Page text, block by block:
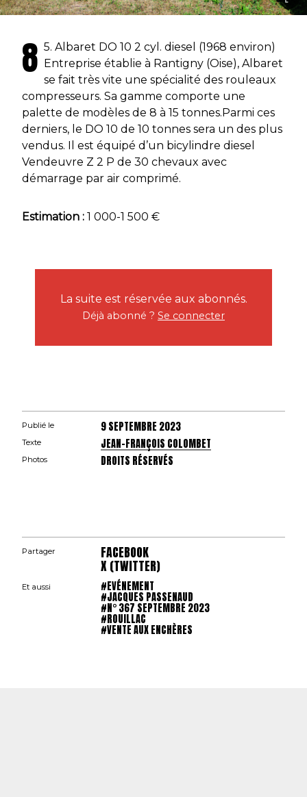
8 5. Albaret DO 10 2 cyl. diesel (1968 environ)
Entreprise établie à Rantigny (Oise), Albaret
se fait très vite une spécialité des rouleaux
compresseurs. Sa gamme comporte une
palette de modèles de 8 à 15 tonnes.Parmi ces
derniers, le DO 10 de 10 tonnes sera un des plus
vendus. Il est équipé d’un bicylindre diesel
Vendeuvre Z 2 P de 30 chevaux avec
démarrage par air comprimé.
Estimation : 1 000-1 500 €
La suite est réservée aux abonnés.
Déjà abonné ? Se connecter
Publié le 9 SEPTEMBRE 2023
Texte JEAN-FRANÇOIS COLOMBET
Photos DROITS RÉSERVÉS
Partager FACEBOOK
X (TWITTER)
Et aussi #EVÉNEMENT
#JACQUES PASSENAUD
#N° 367 SEPTEMBRE 2023
#ROUILLAC
#VENTE AUX ENCHÈRES